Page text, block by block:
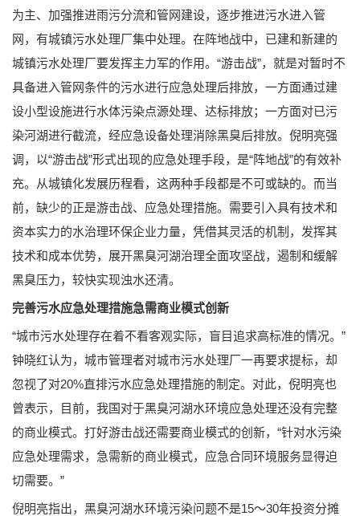
为主、加强推进雨污分流和管网建设，逐步推进污水进入管
网，有城镇污水处理厂集中处理。在阵地战中，已建和新建的
城镇污水处理厂要发挥主力军的作用。“游击战”，就是对暂时不
具备进入管网条件的污水进行应急处理后排放，一方面通过建
设小型设施进行水体污染点源处理、达标排放；一方面对已污
染河湖进行截流，经应急设备处理消除黑臭后排放。倪明亮强
调，以“游击战”形式出现的应急处理手段，是“阵地战”的有效补
充。从城镇化发展历程看，这两种手段都是不可或缺的。而当
前，缺少的正是游击战、应急处理措施。需要引入具有技术和
资本实力的水治理环保企业力量，凭借其灵活的机制，发挥其
技术和成本优势，展开黑臭河湖治理全面攻坚战，遏制和缓解
黑臭压力，较快实现浊水还清。
完善污水应急处理措施急需商业模式创新
“城市污水处理存在着不看客观实际，盲目追求高标准的情况。”
钟晓红认为，城市管理者对城市污水处理厂一再要求提标，却
忽视了对20%直排污水应急处理措施的制定。对此，倪明亮也
曾表示，目前，我国对于黑臭河湖水环境应急处理还没有完整
的商业模式。打好游击战还需要商业模式的创新，“针对水污染
应急处理需求，急需新的商业模式，应急合同环境服务显得迫
切需要。”
倪明亮指出，黑臭河湖水环境污染问题不是15～30年投资分摊